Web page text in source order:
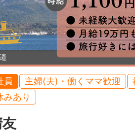
員 主婦(夫)・働くママ歓迎
みあり